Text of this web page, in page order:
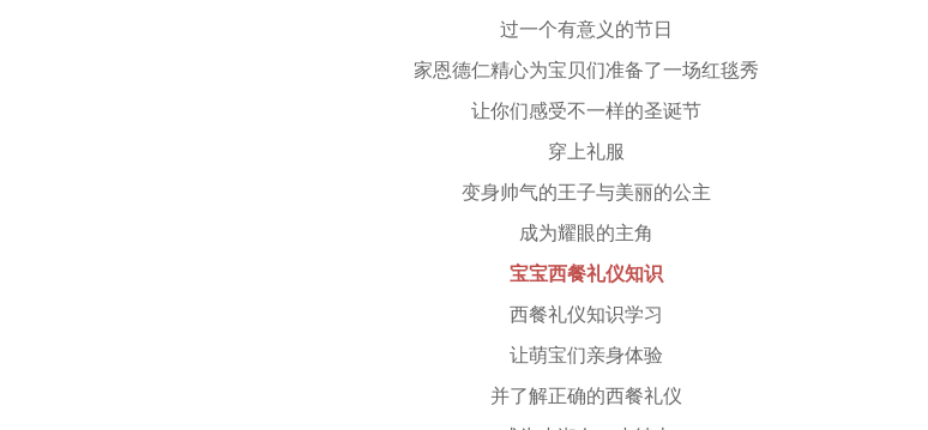
过一个有意义的节日
家恩德仁精心为宝贝们准备了一场红毯秀
让你们感受不一样的圣诞节
穿上礼服
变身帅气的王子与美丽的公主
成为耀眼的主角
宝宝西餐礼仪知识
西餐礼仪知识学习
让萌宝们亲身体验
并了解正确的西餐礼仪